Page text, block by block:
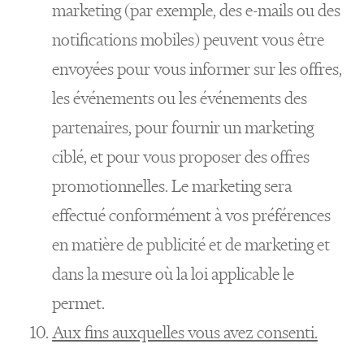
marketing (par exemple, des e-mails ou des
notifications mobiles) peuvent vous être
envoyées pour vous informer sur les offres,
les événements ou les événements des
partenaires, pour fournir un marketing
ciblé, et pour vous proposer des offres
promotionnelles. Le marketing sera
effectué conformément à vos préférences
en matière de publicité et de marketing et
dans la mesure où la loi applicable le
permet.
Aux fins auxquelles vous avez consenti.